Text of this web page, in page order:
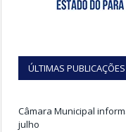
ÚLTIMAS PUBLICAÇÕES
Câmara Municipal
julho